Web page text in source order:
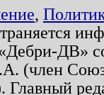
,
ДВ»
(член
Главный